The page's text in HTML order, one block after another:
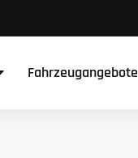
Fahrzeugangebote